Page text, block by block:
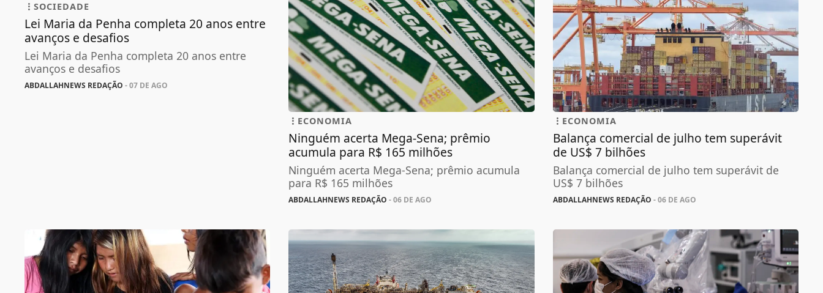
SOCIEDADE
Lei Maria da Penha completa 20 anos entre
avanços e desafios
Lei Maria da Penha completa 20 anos entre
avanços e desafios
ABDALLAHNEWS REDAÇÃO - 07 DE AGO
ECONOMIA
Ninguém acerta Mega-Sena; prêmio
acumula para R$ 165 milhões
Ninguém acerta Mega-Sena; prêmio acumula
para R$ 165 milhões
ABDALLAHNEWS REDAÇÃO - 06 DE AGO
ECONOMIA
Balança comercial de julho tem superávit
de US$ 7 bilhões
Balança comercial de julho tem superávit de
US$ 7 bilhões
ABDALLAHNEWS REDAÇÃO - 06 DE AGO